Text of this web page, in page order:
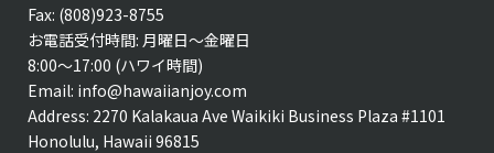
Fax: (808)923-8755
お電話受付時間: 月曜日〜金曜日
8:00〜17:00 (ハワイ時間)
Email: info@hawaiianjoy.com
Address: 2270 Kalakaua Ave Waikiki Business Plaza #1101
Honolulu, Hawaii 96815